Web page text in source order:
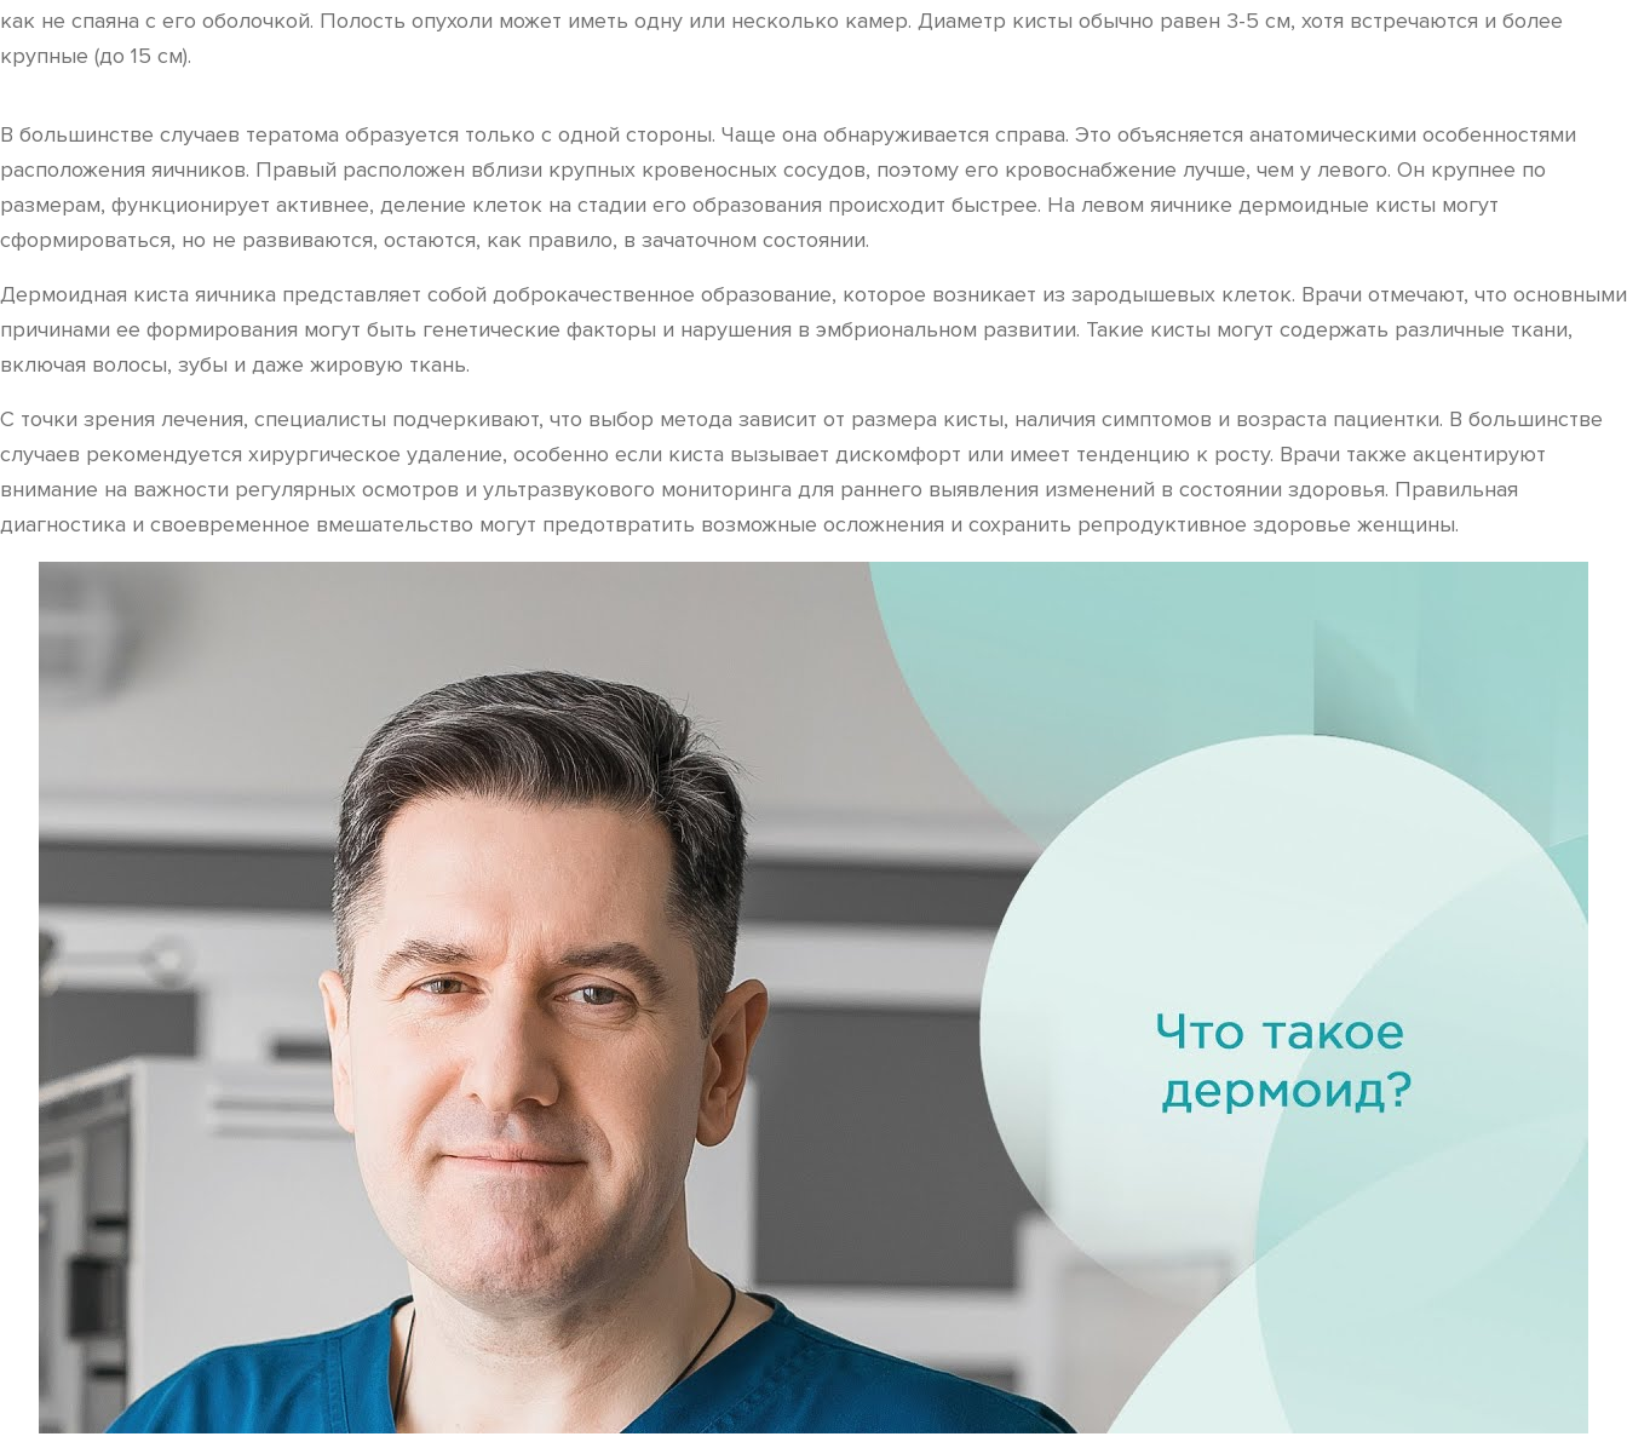
как не спаяна с его оболочкой. Полость опухоли может иметь одну или несколько камер. Диаметр кисты обычно равен 3-5 см, хотя встречаются и более
крупные (до 15 см).
В большинстве случаев тератома образуется только с одной стороны. Чаще она обнаруживается справа. Это объясняется анатомическими особенностями
расположения яичников. Правый расположен вблизи крупных кровеносных сосудов, поэтому его кровоснабжение лучше, чем у левого. Он крупнее по
размерам, функционирует активнее, деление клеток на стадии его образования происходит быстрее. На левом яичнике дермоидные кисты могут
сформироваться, но не развиваются, остаются, как правило, в зачаточном состоянии.
Дермоидная киста яичника представляет собой доброкачественное образование, которое возникает из зародышевых клеток. Врачи отмечают, что основными
причинами ее формирования могут быть генетические факторы и нарушения в эмбриональном развитии. Такие кисты могут содержать различные ткани,
включая волосы, зубы и даже жировую ткань.
С точки зрения лечения, специалисты подчеркивают, что выбор метода зависит от размера кисты, наличия симптомов и возраста пациентки. В большинстве
случаев рекомендуется хирургическое удаление, особенно если киста вызывает дискомфорт или имеет тенденцию к росту. Врачи также акцентируют
внимание на важности регулярных осмотров и ультразвукового мониторинга для раннего выявления изменений в состоянии здоровья. Правильная
диагностика и своевременное вмешательство могут предотвратить возможные осложнения и сохранить репродуктивное здоровье женщины.